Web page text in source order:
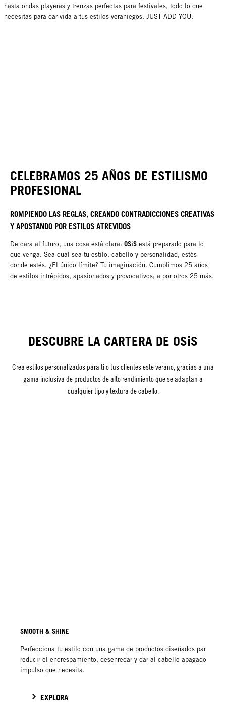
hasta ondas playeras y trenzas perfectas para festivales, todo lo que
necesitas para dar vida a tus estilos veraniegos. JUST ADD YOU.
CELEBRAMOS 25 AÑOS DE ESTILISMO
PROFESIONAL
ROMPIENDO LAS REGLAS, CREANDO CONTRADICCIONES CREATIVAS
Y APOSTANDO POR ESTILOS ATREVIDOS
De cara al futuro, una cosa está clara: OSiS está preparado para lo
que venga. Sea cual sea tu estilo, cabello y personalidad, estés
donde estés. ¿El único límite? Tu imaginación. Cumplimos 25 años
de estilos intrépidos, apasionados y provocativos; a por otros 25 más.
DESCUBRE LA CARTERA DE OSiS
Crea estilos personalizados para ti o tus clientes este verano, gracias a una
gama inclusiva de productos de alto rendimiento que se adaptan a
cualquier tipo y textura de cabello.
SMOOTH & SHINE
Perfecciona tu estilo con una gama de productos diseñados para
reducir el encrespamiento, desenredar y dar al cabello apagado el
impulso que necesita.
EXPLORA